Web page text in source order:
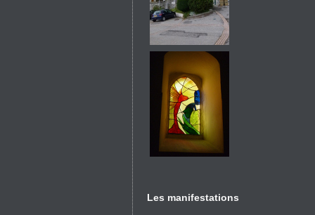
Les manifestations